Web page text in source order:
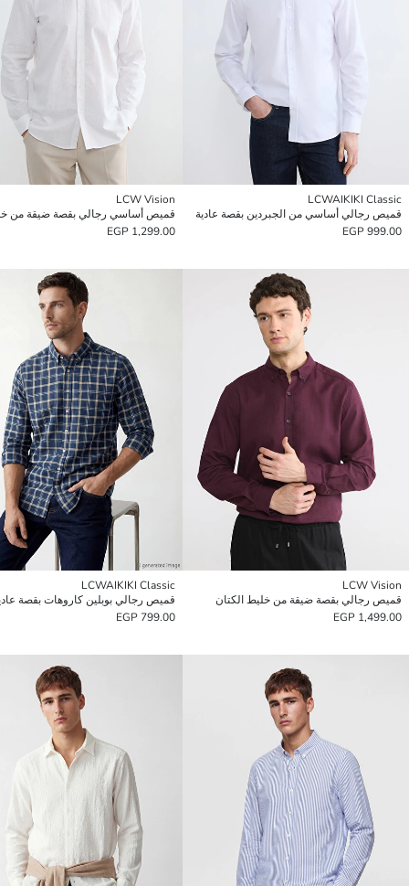
LCWAIKIKI Classic
قميص رجالي أساسي من الجبردين بقصة عادية
999.00 EGP
LCW Vision
1,299.00 EGP
LCW Vision
قميص رجالي بقصة ضيقة من خليط الكتان
1,499.00 EGP
LCWAIKIKI Classic
قميص رجالي بوبلين كاروهات بقصة
799.00 EGP